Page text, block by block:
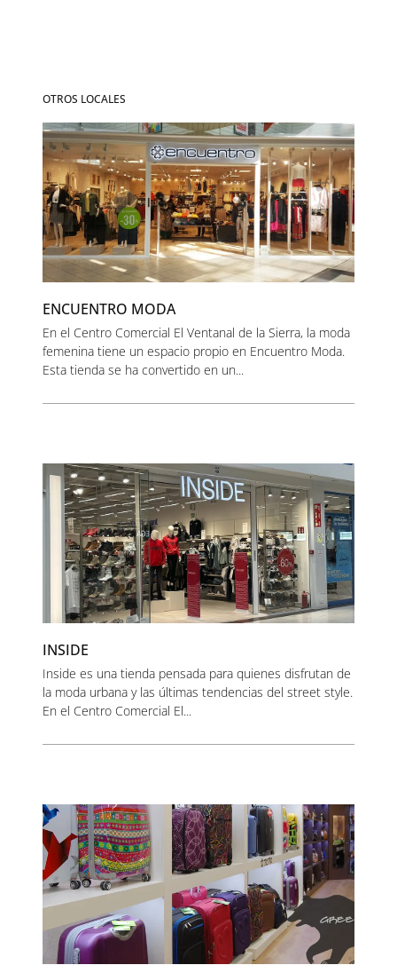
OTROS LOCALES
ENCUENTRO MODA
En el Centro Comercial El Ventanal de la Sierra, la moda
femenina tiene un espacio propio en Encuentro Moda.
Esta tienda se ha convertido en un...
INSIDE
Inside es una tienda pensada para quienes disfrutan de
la moda urbana y las últimas tendencias del street style.
En el Centro Comercial El...